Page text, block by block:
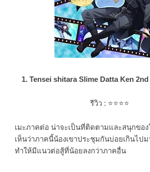
1. Tensei shitara Slime Datta Ken
รีวิว : ⭐⭐⭐⭐
เมะภาคต่อ น่าจะเป็นที่ติดตามและสนุกขอ
เห็นว่าภาคนี้น้องเขาประชุมกันบ่อยเกินไป
ทำให้มีแนวต่อสู้ที่น้อยลงกว่าภาคอื่น